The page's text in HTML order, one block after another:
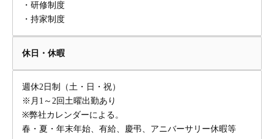
・研修制度
・持家制度
休日・休暇
週休2日制（土・日・祝）
※月1～2回土曜出勤あり
※弊社カレンダーによる。
春・夏・年末年始、有給、慶弔、アニバーサリー休暇等